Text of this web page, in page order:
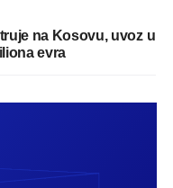
na Kosovu, uvoz u
evra